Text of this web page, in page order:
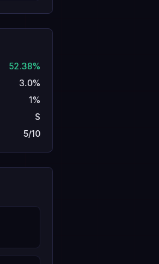
52.38%
3.0%
1%
S
5/10